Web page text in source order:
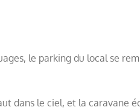
le parking du local se
dans le ciel, et la caravane